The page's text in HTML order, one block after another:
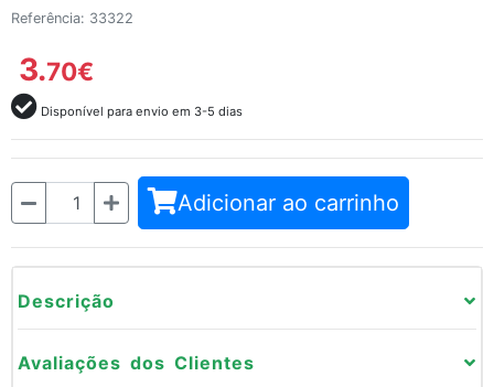
Referência: 33322
3.70€
Disponível para envio em 3-5 dias
Quantidade Adicionar ao carrinho
Descrição
Avaliações dos Clientes